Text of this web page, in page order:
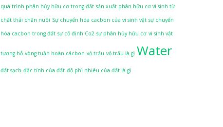
quá trình phân hủy hữu cơ trong đất sản xuất phân hữu cơ vi sinh từ
chất thải chăn nuôi Sự chuyển hóa cacbon của vi sinh vật sự chuyển
hóa cacbon trong đất sự cố định Co2 sự phân hủy hữu cơ vi sinh vật
tương hỗ vòng tuần hoàn cácbon vỏ trấu vỏ trấu là gì Water
đất sạch đặc tính của đất độ phì nhiêu của đất là gì